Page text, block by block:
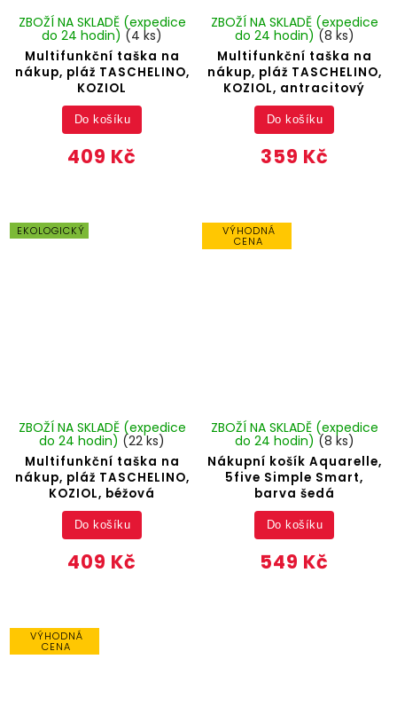
Multifunkční taška na
nákup, pláž TASCHELINO,
KOZIOL
ZBOŽÍ NA SKLADĚ (expedice
do 24 hodin) (4 ks)
409 Kč
Do košíku
Multifunkční taška na
nákup, pláž TASCHELINO,
KOZIOL, antracitový
ZBOŽÍ NA SKLADĚ (expedice
do 24 hodin) (8 ks)
359 Kč
Do košíku
EKOLOGICKÝ
Multifunkční taška na
nákup, pláž TASCHELINO,
KOZIOL, béžová
ZBOŽÍ NA SKLADĚ (expedice
do 24 hodin) (22 ks)
409 Kč
Do košíku
VÝHODNÁ
CENA
Nákupní košík Aquarelle,
5five Simple Smart,
barva šedá
ZBOŽÍ NA SKLADĚ (expedice
do 24 hodin) (8 ks)
549 Kč
Do košíku
VÝHODNÁ
CENA